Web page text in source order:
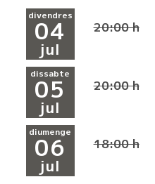
divendres
04
jul
20:00 h
dissabte
05
jul
20:00 h
diumenge
06
jul
18:00 h